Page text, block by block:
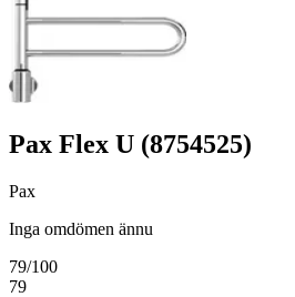
Pax Flex U (8754525)
Pax
Inga omdömen ännu
79/100
79